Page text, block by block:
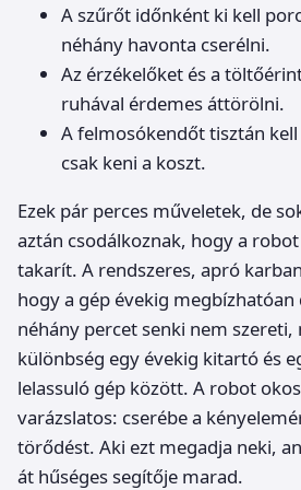
A szűrőt időnként ki kell
néhány havonta cserélni.
Az érzékelőket és a
ruhával érdemes áttörölni.
A felmosókendőt tisztán
csak keni a koszt.
Ezek pár perces műveletek, de
aztán csodálkoznak, hogy a
takarít. A rendszeres, apró
hogy a gép évekig megbízhatóan
néhány percet senki nem szereti,
különbség egy évekig kitartó és
lelassuló gép között. A robot
varázslatos: cserébe a
törődést. Aki ezt megadja neki,
át hűséges segítője marad.